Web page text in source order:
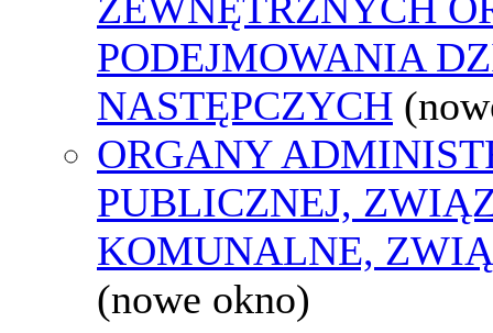
PODEJMOWANIA
NASTĘPCZYCH
ORGANY
PUBLICZNEJ,
KOMUNALNE,
(nowe okno)